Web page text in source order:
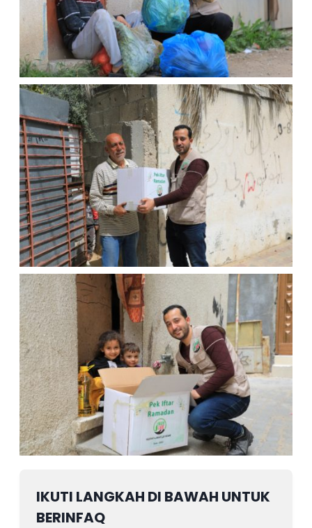
IKUTI LANGKAH DI BAWAH UNTUK
BERINFAQ